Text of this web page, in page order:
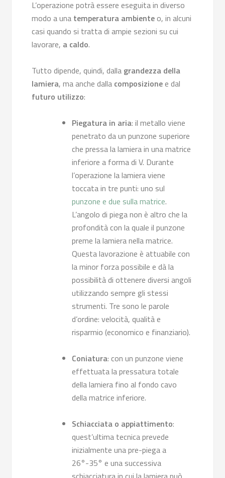
L’operazione potrà essere eseguita in diverso
modo a una temperatura ambienteo, in alcuni
casi quando si tratta di ampie sezioni su cui
lavorare, a caldo.
Tutto dipende, quindi, dalla grandezza della
lamiera, ma anche dalla composizionee dal
futuro utilizzo:
Piegatura in aria: il metallo viene
penetrato da un punzone superiore
che pressa la lamiera in una matrice
inferiore a forma di V. Durante
l’operazione la lamiera viene
toccata in tre punti: uno sul
punzone e due sulla matrice.
L’angolo di piega non è altro che la
profondità con la quale il punzone
preme la lamiera nella matrice.
Questa lavorazione è attuabile con
la minor forza possibile e dà la
possibilità di ottenere diversi angoli
utilizzando sempre gli stessi
strumenti. Tre sono le parole
d’ordine: velocità, qualità e
risparmio (economico e finanziario).
Coniatura: con un punzone viene
effettuata la pressatura totale
della lamiera fino al fondo cavo
della matrice inferiore.
Schiacciata o appiattimento:
quest’ultima tecnica prevede
inizialmente una pre-piega a
26°-35° e una successiva